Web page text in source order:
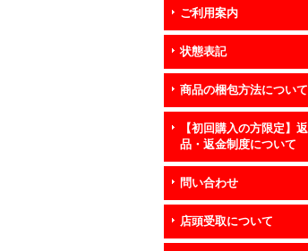
ご利用案内
状態表記
商品の梱包方法について
【初回購入の方限定】返
品・返金制度について
問い合わせ
店頭受取について